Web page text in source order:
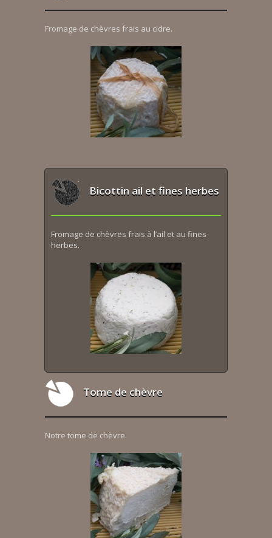
Fromage de chèvres frais au cidre.
Bicottin ail et fines herbes
Fromage de chèvres frais à l’ail et au fines
herbes.
Tome de chèvre
Notre tome de chèvre.